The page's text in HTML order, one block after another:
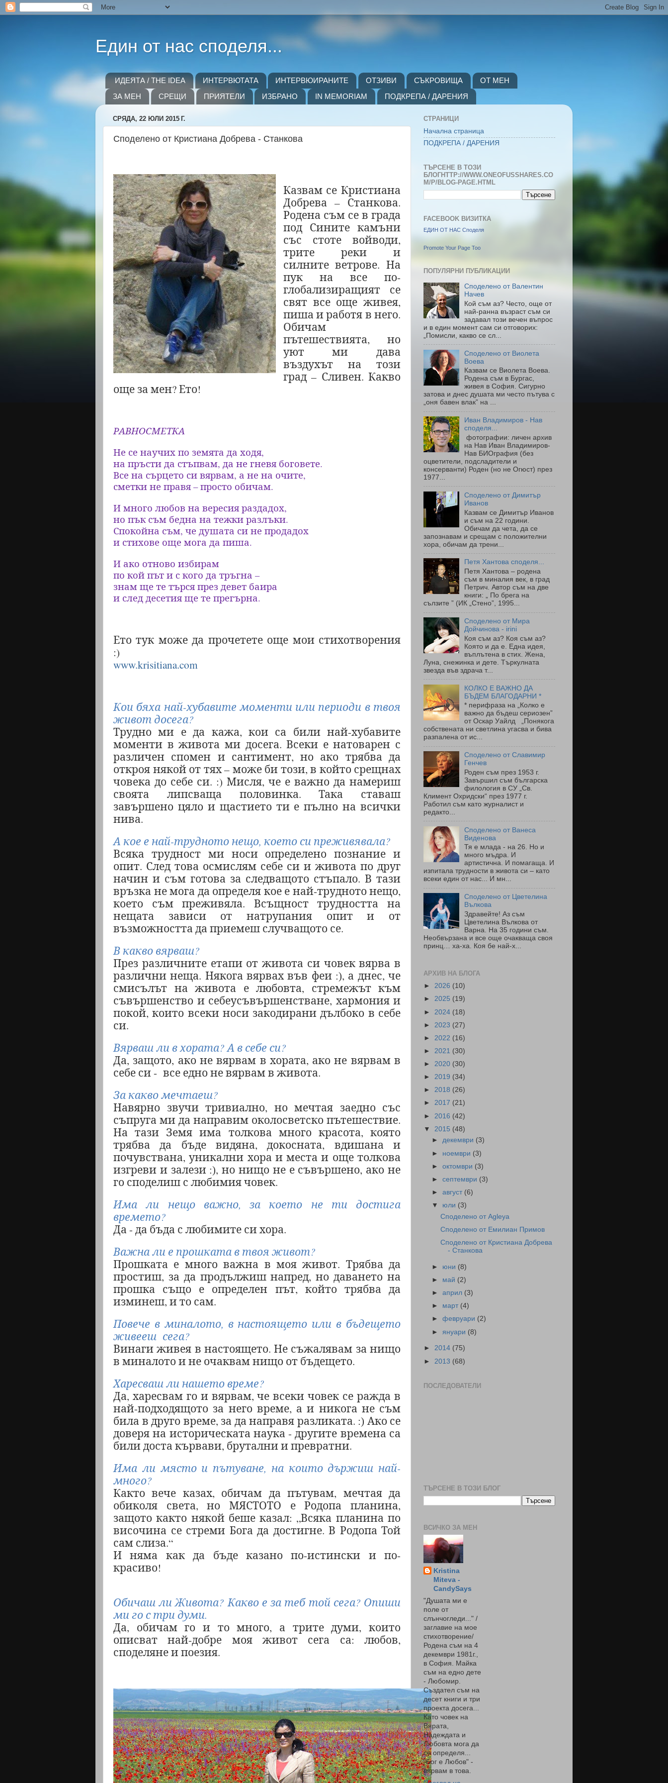
Един от нас споделя...
ИДЕЯТА / THE IDEA ИНТЕРВЮТАТА ИНТЕРВЮИРАНИТЕ ОТЗИВИ СЪКРОВИЩА
ОТ МЕН
ЗА МЕН
СРЕЩИ ПРИЯТЕЛИ ИЗБРАНО IN MEMORIAM ПОДКРЕПА / ДАРЕНИЯ
СРЯДА, 22 ЮЛИ 2015 Г.
Споделено от Кристиана Добрева - Станкова
Казвам се Кристиана
Добрева – Станкова.
Родена съм се в града
под Сините камъни
със стоте войводи,
трите реки и
силните ветрове. На
пук на все по-
глобализиращият се
свят все още живея,
пиша и работя в него.
Обичам
пътешествията, но
уют ми дава
въздухът на този
град – Сливен. Какво
още за мен? Ето!
РАВНОСМЕТКА
Не се научих по земята да ходя,
на пръсти да стъпвам, да не гневя боговете.
Все на сърцето си вярвам, а не на очите,
сметки не правя – просто обичам.
И много любов на вересия раздадох,
но пък съм бедна на тежки разлъки.
Спокойна съм, че душата си не продадох
и стихове още мога да пиша.
И ако отново избирам
по кой път и с кого да тръгна –
знам ще те търся през девет баира
и след десетия ще те прегърна.
Ето тук може да прочетете още мои стихотворения
:)
www.krisitiana.com
Кои бяха най-хубавите моменти или периоди в твоя
живот досега?
Трудно ми е да кажа, кои са били най-хубавите
моменти в живота ми досега. Всеки е натоварен с
различен спомен и сантимент, но ако трябва да
откроя някой от тях – може би този, в който срещнах
човека до себе си. :) Мисля, че е важно да намериш
своята липсваща половинка. Така ставаш
завършено цяло и щастието ти е пълно на всички
нива.
А кое е най-трудното нещо, което си преживявала?
Всяка трудност ми носи определено познание и
опит. След това осмислям себе си и живота по друг
начин и съм готова за следващото стъпало. В тази
връзка не мога да определя кое е най-трудното нещо,
което съм преживяла. Всъщност трудността на
нещата зависи от натрупания опит и от
възможността да приемеш случващото се.
В какво вярваш?
През различните етапи от живота си човек вярва в
различни неща. Някога вярвах във феи :), а днес, че
смисълът на живота е любовта, стремежът към
съвършенство и себеусъвършенстване, хармония и
покой, които всеки носи закодирани дълбоко в себе
си.
Вярваш ли в хората? А в себе си?
Да, защото, ако не вярвам в хората, ако не вярвам в
себе си - все едно не вярвам в живота.
За какво мечтаеш?
Навярно звучи тривиално, но мечтая заедно със
съпруга ми да направим околосветско пътешествие.
На тази Земя има толкова много красота, която
трябва да бъде видяна, докосната, вдишана и
почувствана, уникални хора и места и още толкова
изгреви и залези :), но нищо не е съвършено, ако не
го споделиш с любимия човек.
Има ли нещо важно, за което не ти достига
времето?
Да - да бъда с любимите си хора.
Важна ли е прошката в твоя живот?
Прошката е много важна в моя живот. Трябва да
простиш, за да продължиш напред, но даването на
прошка също е определен път, който трябва да
изминеш, и то сам.
Повече в миналото, в настоящето или в бъдещето
живееш сега?
Винаги живея в настоящето. Не съжалявам за нищо
в миналото и не очаквам нищо от бъдещето.
Харесваш ли нашето време?
Да, харесвам го и вярвам, че всеки човек се ражда в
най-подходящото за него време, а и никога не съм
била в друго време, за да направя разликата. :) Ако се
доверя на историческата наука - другите времена са
били доста кървави, брутални и превратни.
Има ли място и пътуване, на които държиш най-
много?
Както вече казах, обичам да пътувам, мечтая да
обиколя света, но МЯСТОТО е Родопа планина,
защото както някой беше казал: „Всяка планина по
височина се стреми Бога да достигне. В Родопа Той
сам слиза.“
И няма как да бъде казано по-истински и по-
красиво!
Обичаш ли Живота? Какво е за теб той сега? Опиши
ми го с три думи.
Да, обичам го и то много, а трите думи, които
описват най-добре моя живот сега са: любов,
споделяне и поезия.
СТРАНИЦИ
Начална страница
ПОДКРЕПА / ДАРЕНИЯ
ТЪРСЕНЕ В ТОЗИ
БЛОГHTTP://WWW.ONEOFUSSHARES.CO
M/P/BLOG-PAGE.HTML
FACEBOOK ВИЗИТКА
ЕДИН ОТ НАС Споделя
Promote Your Page Too
ПОПУЛЯРНИ ПУБЛИКАЦИИ
Споделено от Валентин
Начев
Кой съм аз? Често, още от
най-ранна възраст съм си
задавал този вечен въпрос
и в един момент сам си отговорих:
„Помисли, какво се сл...
Споделено от Виолета
Воева
Казвам се Виолета Воева.
Родена съм в Бургас,
живея в София. Сигурно
затова и днес душата ми често пътува с
„оня бавен влак” на ...
Иван Владимиров - Нав
споделя...
фотографии: личен архив
на Нав Иван Владимиров-
Нав БИОграфия (без
оцветители, подсладители и
консерванти) Роден (но не Огюст) през
1977...
Споделено от Димитър
Иванов
Казвам се Димитър Иванов
и съм на 22 години.
Обичам да чета, да се
запознавам и срещам с положителни
хора, обичам да трени...
Петя Хантова споделя...
Петя Хантова – родена
съм в миналия век, в град
Петрич. Автор съм на две
книги: „ По брега на
сълзите ” (ИК „Стено”, 1995...
Споделено от Мира
Дойчинова - irini
Коя съм аз? Коя съм аз?
Която и да е. Една идея,
въплътена в стих. Жена,
Луна, снежинка и дете. Търкулната
звезда във здрача т...
КОЛКО Е ВАЖНО ДА
БЪДЕМ БЛАГОДАРНИ *
* перифраза на „Колко е
важно да бъдеш сериозен”
от Оскар Уайлд „Понякога
собствената ни светлина угасва и бива
разпалена от ис...
Споделено от Славимир
Генчев
Роден съм през 1953 г.
Завършил съм българска
филология в СУ „Св.
Климент Охридски“ през 1977 г.
Работил съм като журналист и
редакто...
Споделено от Ванеса
Виденова
Тя е млада - на 26. Но и
много мъдра. И
артистична. И помагаща. И
изпитала трудности в живота си – като
всеки един от нас... И мн...
Споделено от Цветелина
Вълкова
Здравейте! Аз съм
Цветелина Вълкова от
Варна. На 35 години съм.
Необвързана и все още очакваща своя
принц… ха-ха. Коя бе най-х...
АРХИВ НА БЛОГА
► 2026 (10)
► 2025 (19)
► 2024 (18)
► 2023 (27)
► 2022 (16)
► 2021 (30)
► 2020 (30)
► 2019 (34)
► 2018 (26)
► 2017 (21)
► 2016 (42)
▼ 2015 (48)
►декември (3)
► ноември (3)
►октомври (3)
►септември (3)
►август (6)
▼ юли (3)
Споделено от Agleya
Споделено от Емилиан Примов
Споделено от Кристиана Добрева
- Станкова
► юни (8)
► май (2)
►април (3)
► март (4)
►февруари (2)
► януари (8)
► 2014 (75)
► 2013 (68)
ПОСЛЕДОВАТЕЛИ
ТЪРСЕНЕ В ТОЗИ БЛОГ
ВСИЧКО ЗА МЕН
Kristina
Miteva -
CandySays
"Душата ми е
поле от
слънчогледи..." /
заглавие на мое
стихотворение/
Родена съм на 4
декември 1981г.,
в София. Майка
съм на едно дете
- Любомир.
Създател съм на
десет книги и три
проекта досега...
Като човек на
Вярата,
Надеждата и
Любовта мога да
се определя...
"Бог е Любов" -
вярвам в това.